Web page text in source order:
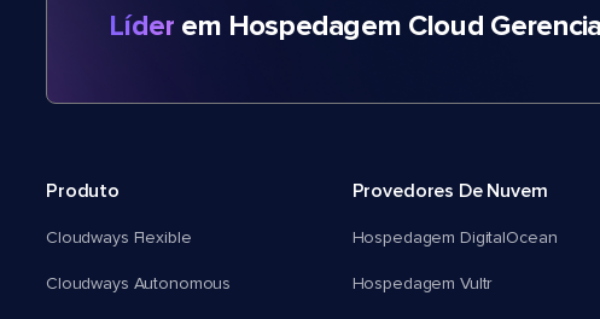
Líder em Hospedagem Cloud
Produto
Cloudways Flexible
Cloudways Autonomous
Provedores De Nuvem
Hospedagem DigitalOcean
Hospedagem Vultr